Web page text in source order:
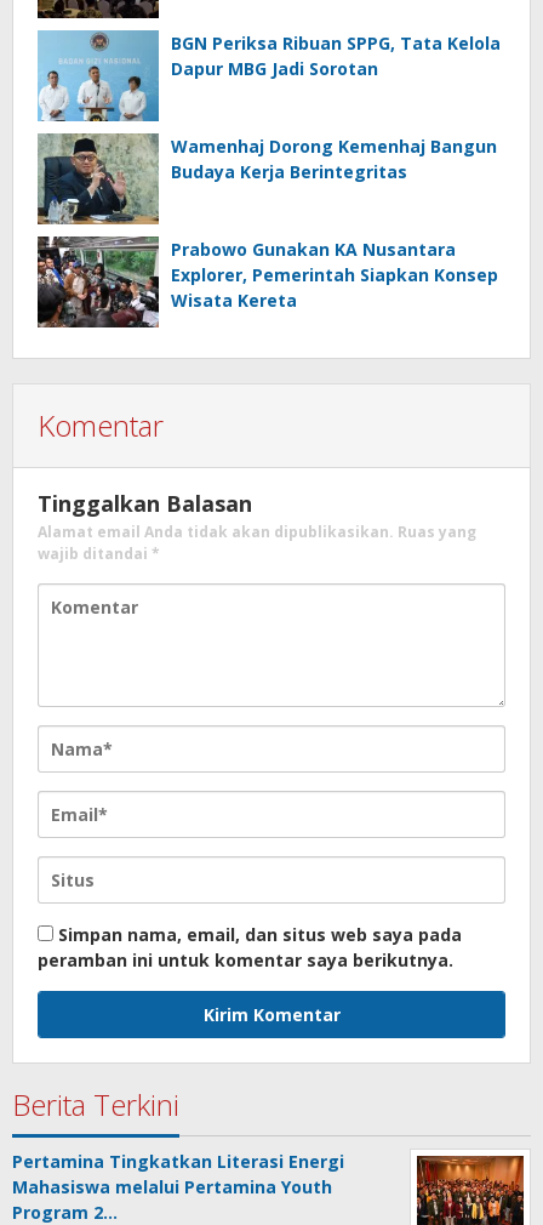
BGN Periksa Ribuan SPPG, Tata Kelola
Dapur MBG Jadi Sorotan
Wamenhaj Dorong Kemenhaj Bangun
Budaya Kerja Berintegritas
Prabowo Gunakan KA Nusantara
Explorer, Pemerintah Siapkan Konsep
Wisata Kereta
Komentar
Tinggalkan Balasan
Alamat email Anda tidak akan dipublikasikan. Ruas yang
wajib ditandai *
Simpan nama, email, dan situs web saya pada
peramban ini untuk komentar saya berikutnya.
Berita Terkini
Pertamina Tingkatkan Literasi Energi
Mahasiswa melalui Pertamina Youth
Program 2…